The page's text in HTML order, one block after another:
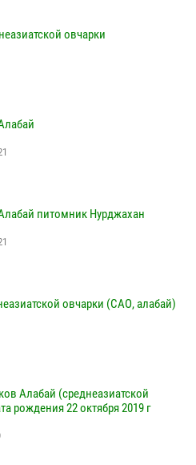
овчарки
питомник Нурджахан
овчарки (САО, алабай)
Алабай (среднеазиатской
рождения 22 октября 2019 г